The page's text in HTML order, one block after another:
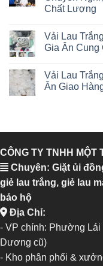
Chất Lượng
Vải Lau
Gia Ân Cung
Vải Lau
Ân Giao
CÔNG TY TNHH MỘT
Chuyên: Giặt ủi
giẻ lau trắng, giẻ lau
bảo hộ
Địa Chỉ:
- VP chính: Phường Lái
Dương cũ)
- Kho phân phối &